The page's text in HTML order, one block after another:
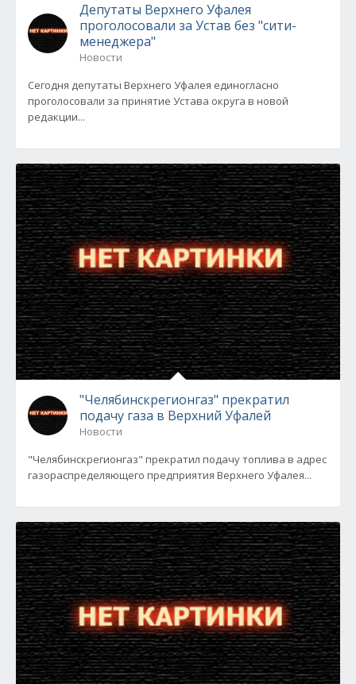
Депутаты Верхнего Уфалея
проголосовали за Устав без "сити-
менеджера"
Новости
Сегодня депутаты Верхнего Уфалея единогласно
проголосовали за принятие Устава округа в новой
редакции...
"Челябинскрегионгаз" прекратил
подачу газа в Верхний Уфалей
Новости
"Челябинскрегионгаз" прекратил подачу топлива в адрес
газораспределяющего предприятия Верхнего Уфалея...